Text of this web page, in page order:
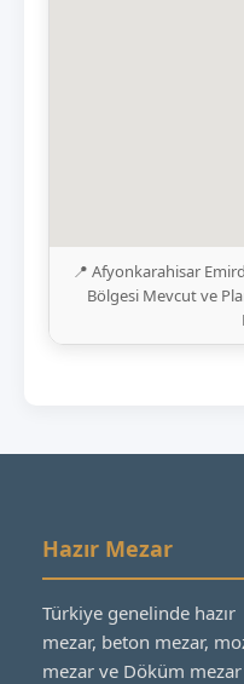
📍 Afyonkarahisar
Bölgesi Mevcut ve
Hazır Mezar
Türkiye genelinde hazır
mezar, beton mezar,
mezar ve Döküm mezar